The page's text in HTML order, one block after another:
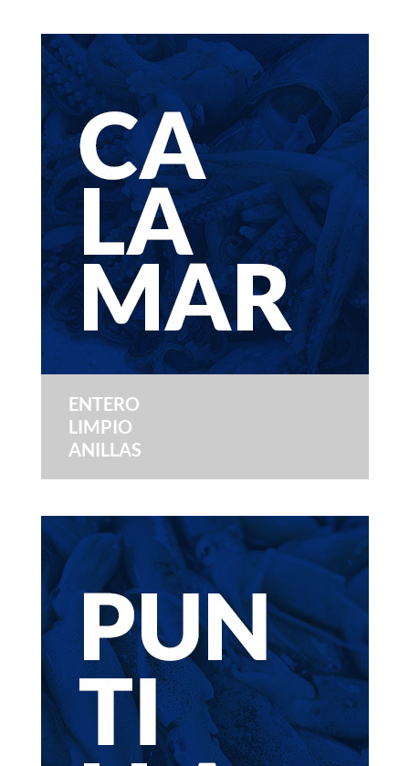
ENTERO
LIMPIO
ANILLAS